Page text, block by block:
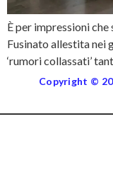
È per impressioni
Fusinato allestita nei
‘rumori collassati’
Copyright ©